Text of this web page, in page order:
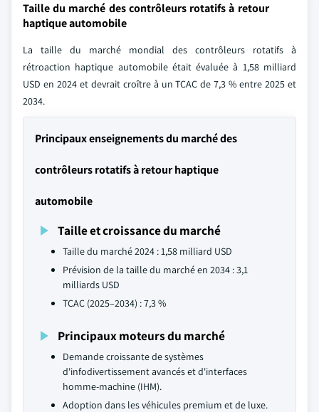
Taille du marché des contrôleurs rotatifs à retour
haptique automobile
La taille du marché mondial des contrôleurs rotatifs à
rétroaction haptique automobile était évaluée à 1,58 milliard
USD en 2024 et devrait croître à un TCAC de 7,3 % entre 2025 et
2034.
Principaux enseignements du marché des
contrôleurs rotatifs à retour haptique
automobile
Taille et croissance du marché
Taille du marché 2024 : 1,58 milliard USD
Prévision de la taille du marché en 2034 : 3,1
milliards USD
TCAC (2025–2034) : 7,3 %
Principaux moteurs du marché
Demande croissante de systèmes
d'infodivertissement avancés et d'interfaces
homme-machine (IHM).
Adoption dans les véhicules premium et de luxe.